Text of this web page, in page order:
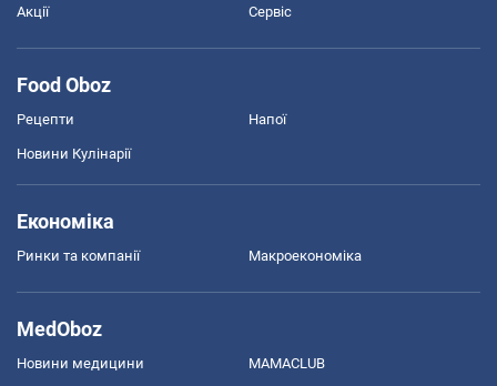
Акції Сервіс
Food Oboz
Рецепти Напої
Новини Кулінарії
Економіка
Ринки та компанії Макроекономіка
MedOboz
Новини медицини MAMACLUB